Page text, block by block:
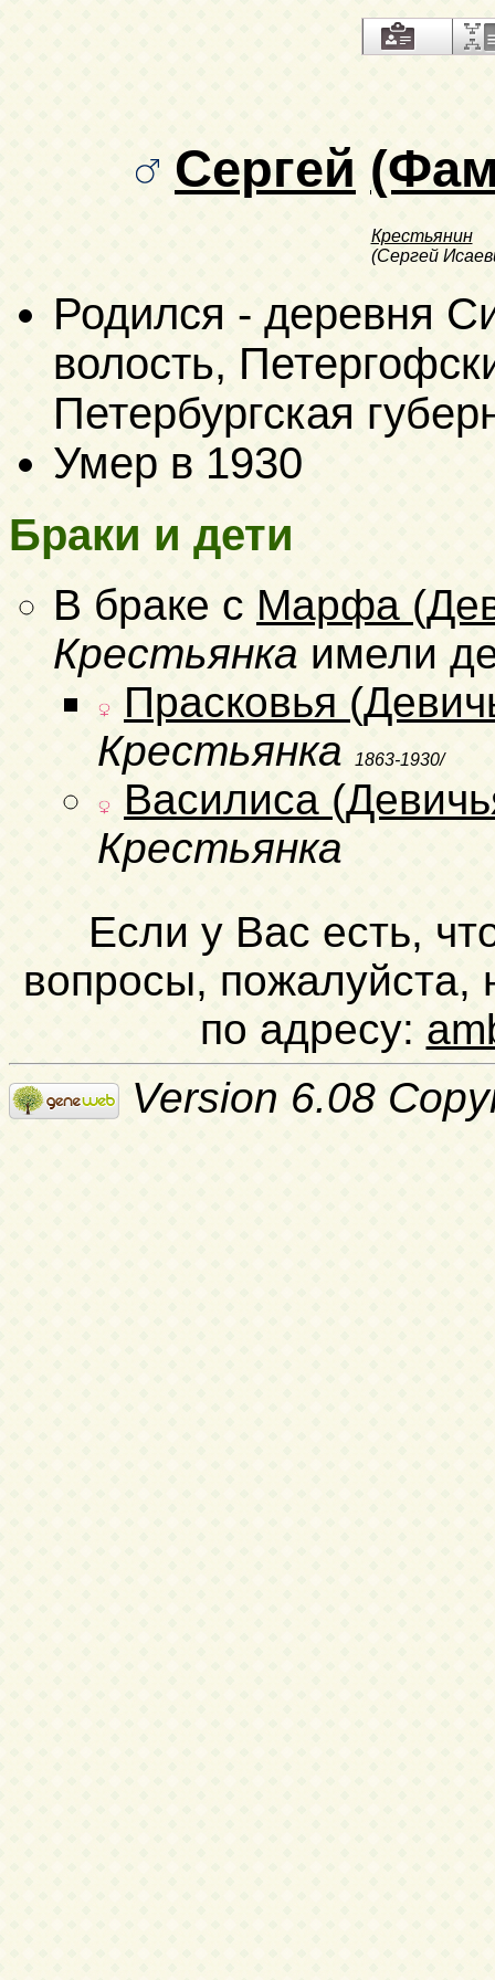
Сергей
Крестьянин
(Сергей
Родился - деревня
волость,
Петербургская
Умер в 1930
Браки и дети
В браке с Марфа
Крестьянка имели
Прасковья
Крестьянка
1863-1930/
Василиса
Крестьянка
Если у Вас есть,
вопросы, пожалуйста,
по адресу:
Version 6.08